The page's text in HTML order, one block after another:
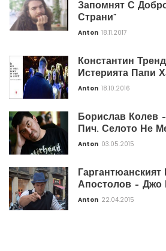
Запомнят С
Страни”
Anton 18.11.2017
Константин
Истерията Папи
Anton 18.10.2016
Борислав Колев
Пич. Селото Не
Anton 03.05.2015
Апостолов –
Anton 22.04.2015